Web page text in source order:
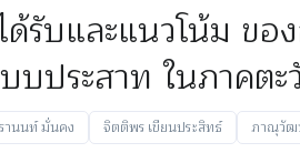
บและแนวโน้ม ขอ
บประสาท ในภาคต
านนท์ มั่นคง จิตติพร เขียนประสิทธ์
ภาณุวัฒ